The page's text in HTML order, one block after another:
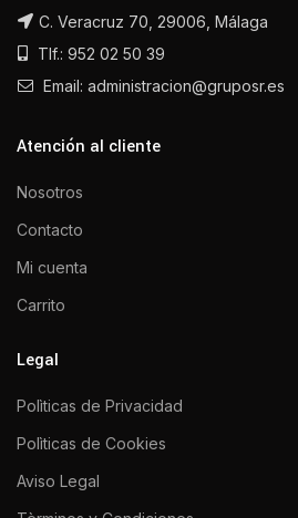
C. Veracruz 70, 29006, Málaga
Tlf.: 952 02 50 39
Email: administracion@gruposr.es
Atención al cliente
Nosotros
Contacto
Mi cuenta
Carrito
Legal
Polìticas de Privacidad
Polìticas de Cookies
Aviso Legal